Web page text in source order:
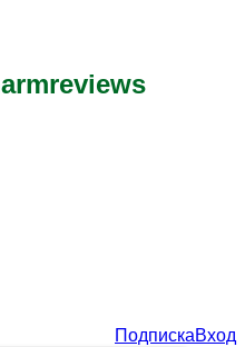
ПодпискаВход